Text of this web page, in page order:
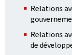
Relations
Relations
de